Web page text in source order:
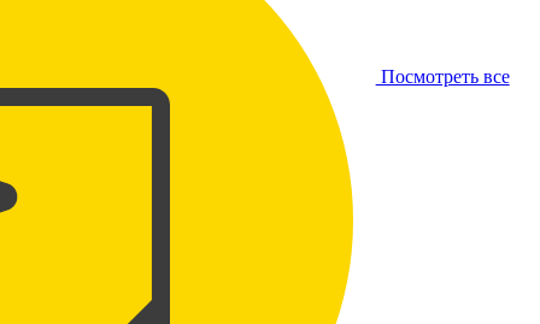
Посмотреть все